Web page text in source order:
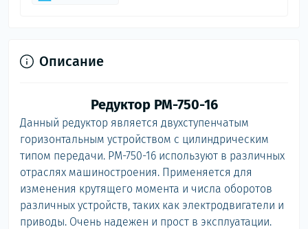
Описание
Редуктор РМ-750-16
Данный редуктор является двухступенчатым
горизонтальным устройством с цилиндрическим
типом передачи. РМ-750-16 используют в различных
отраслях машиностроения. Применяется для
изменения крутящего момента и числа оборотов
различных устройств, таких как электродвигатели и
приводы. Очень надежен и прост в эксплуатации.